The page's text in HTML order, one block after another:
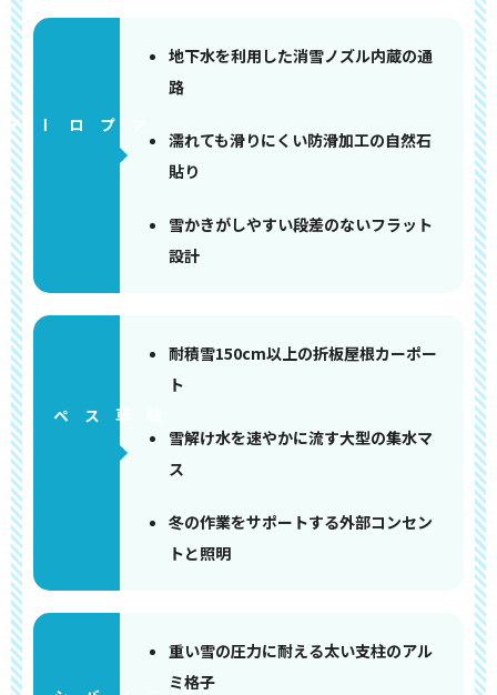
アプローチ
地下水を利用した消雪ノズル内蔵の通
路
濡れても滑りにくい防滑加工の自然石
貼り
雪かきがしやすい段差のないフラット
設計
耐積雪150cm以上の折板屋根カーポー
ト
雪解け水を速やかに流す大型の集水マ
ス
冬の作業をサポートする外部コンセン
トと照明
重い雪の圧力に耐える太い支柱のアル
ミ格子